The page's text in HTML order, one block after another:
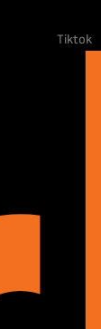
Tiktok